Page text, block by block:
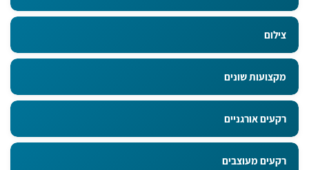
צילום
מקצועות שונים
רקעים אורגניים
רקעים מעוצבים